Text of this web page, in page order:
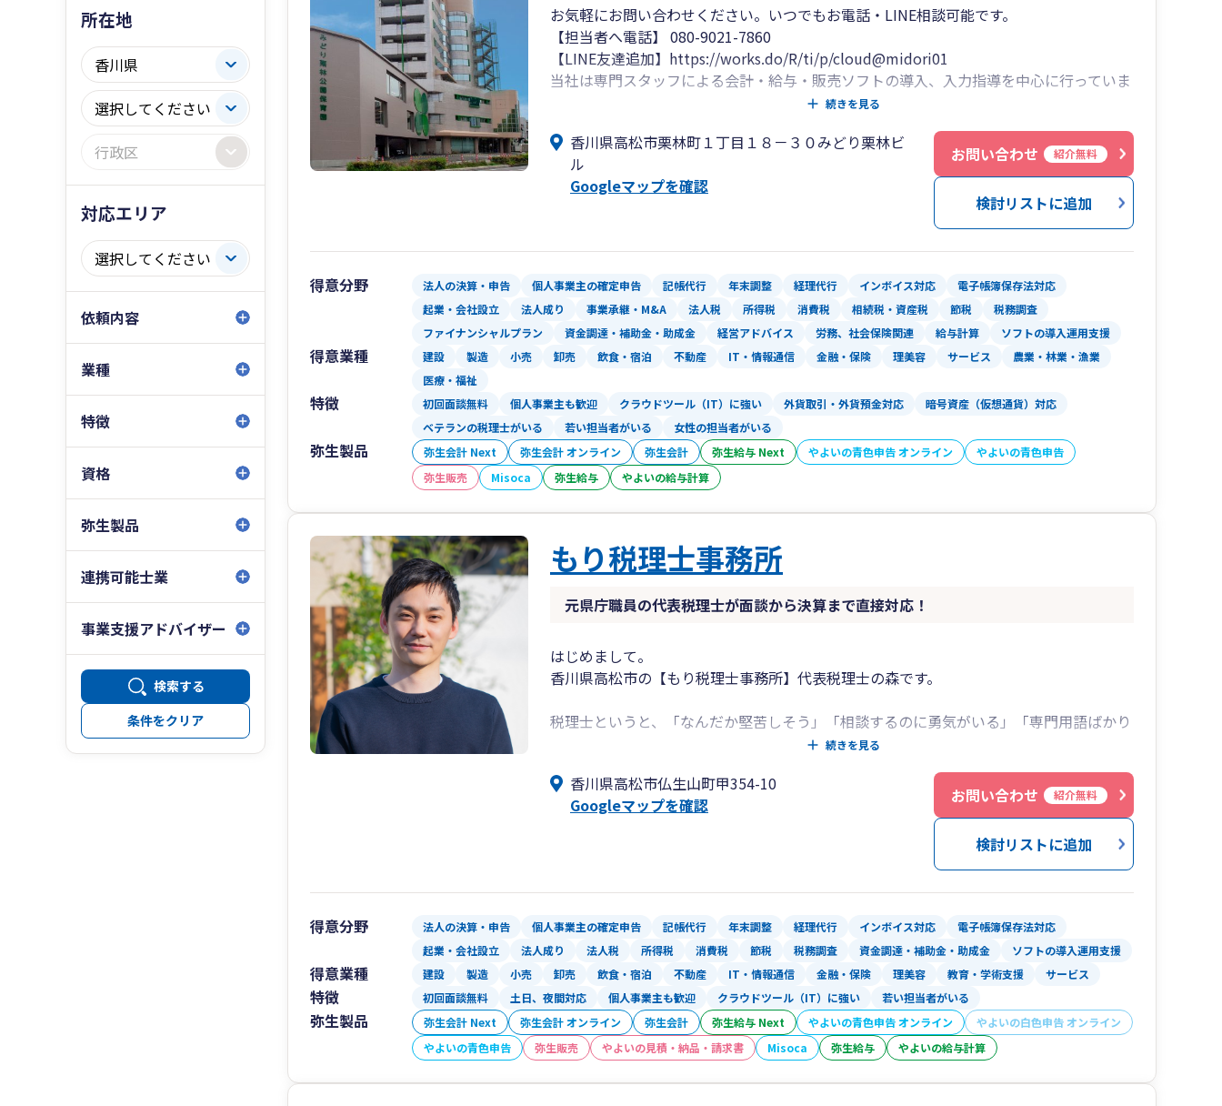
所在地
対応エリア
依頼内容
業種
特徴
資格
弥生製品
連携可能士業
事業支援アドバイザー
検索する
条件をクリア
お気軽にお問い合わせください。いつでもお電話・LINE相談可能です。
【担当者へ電話】 080-9021-7860
【LINE友達追加】https://works.do/R/ti/p/cloud@midori01
当社は専門スタッフによる会計・給与・販売ソフトの導入、入力指導を中心に行っていま
す。専門スタッフがお伺いし、初歩から応用までわかりやすく丁寧に指導いたします。
税務相談から法人化相談、資金調達支援、事業承継・M&A支援、補助金申請まで幅広くサ
ービス提供しています。
実績の伴う専門力と蓄積されたノウハウ・広いネットワークで、中小企業の経営を総合的
続きを見る
香川県高松市栗林町１丁目１８－３０みどり栗林ビ
ル
Googleマップを確認
お問い合わせ 紹介無料
検討リストに追加
得意分野 法人の決算・申告 個人事業主の確定申告 記帳代行 年末調整 経理代行 インボイス対応
電子帳簿保存法対応
起業・会社設立
法人成り 事業承継・M&A 法人税 所得税 消費税 相続税・資産税 節税
税務調査
ファイナンシャルプラン
資金調達・補助金・助成金 経営アドバイス 労務、社会保険関連 給与計算 ソフトの導入運用支援
得意業種 建設 製造 小売 卸売 飲食・宿泊 不動産 IT・情報通信 金融・保険 理美容 サービス
農業・林業・漁業
医療・福祉
特徴 初回面談無料 個人事業主も歓迎 クラウドツール（IT）に強い 外貨取引・外貨預金対応
暗号資産（仮想通貨）対応
ベテランの税理士がいる
若い担当者がいる 女性の担当者がいる
弥生製品 弥生会計 Next 弥生会計 オンライン 弥生会計 弥生給与 Next やよいの青色申告 オンライン
やよいの青色申告
弥生販売
Misoca 弥生給与 やよいの給与計算
もり税理士事務所
元県庁職員の代表税理士が面談から決算まで直接対応！
はじめまして。
香川県高松市の【もり税理士事務所】代表税理士の森です。
税理士というと、「なんだか堅苦しそう」「相談するのに勇気がいる」「専門用語ばかり
で話が難しい」…そんなイメージをお持ちではないでしょうか？
もり税理士事務所は、なんとなく相談しにくい雰囲気がある「先生業」ではなく、お客様
にとって身近な「なんでも気軽に話せるパートナー」のような存在でありたいと思ってい
そのための取り組みとして、最初のご面談から決算申告・税務調査に至るまで、【すべて
のプロセスを代表税理士である私が責任を持って直接対応でサポート】しています。
税理士業界によくある「契約時だけ税理士が対応し、その後はスタッフ任せ」「契約後に
担当スタッフがコロコロ変わる」といったことはありません。
また、会計や税金のことだけではなく、元香川県庁職員の経験を活かした資金調達サポー
トや行政手続きに関するアドバイスも得意としています。
続きを見る
香川県高松市仏生山町甲354-10
Googleマップを確認
お問い合わせ 紹介無料
検討リストに追加
得意分野 法人の決算・申告 個人事業主の確定申告 記帳代行 年末調整 経理代行 インボイス対応
電子帳簿保存法対応
起業・会社設立
法人成り 法人税 所得税 消費税 節税 税務調査 資金調達・補助金・助成金 ソフトの導入運用支援
得意業種 建設 製造 小売 卸売 飲食・宿泊 不動産 IT・情報通信 金融・保険 理美容 教育・学術支援 サービス
特徴 初回面談無料 土日、夜間対応 個人事業主も歓迎 クラウドツール（IT）に強い 若い担当者がいる
弥生製品 弥生会計 Next 弥生会計 オンライン 弥生会計 弥生給与 Next やよいの青色申告 オンライン
やよいの白色申告 オンライン
やよいの青色申告
弥生販売 やよいの見積・納品・請求書 Misoca 弥生給与 やよいの給与計算